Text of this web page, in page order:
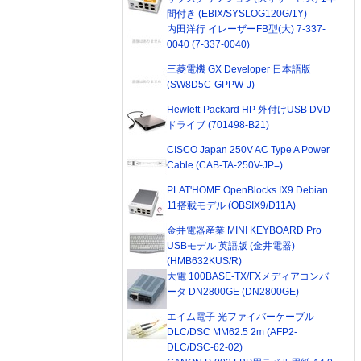
間付き (EBIX/SYSLOG120G/1Y)
内田洋行 イレーザーFB型(大) 7-337-
0040 (7-337-0040)
三菱電機 GX Developer 日本語版
(SW8D5C-GPPW-J)
Hewlett-Packard HP 外付けUSB DVD
ドライブ (701498-B21)
CISCO Japan 250V AC Type A Power
Cable (CAB-TA-250V-JP=)
PLAT'HOME OpenBlocks IX9 Debian
11搭載モデル (OBSIX9/D11A)
金井電器産業 MINI KEYBOARD Pro
USBモデル 英語版 (金井電器)
(HMB632KUS/R)
大電 100BASE-TX/FXメディアコンバ
ータ DN2800GE (DN2800GE)
エイム電子 光ファイバーケーブル
DLC/DSC MM62.5 2m (AFP2-
DLC/DSC-62-02)